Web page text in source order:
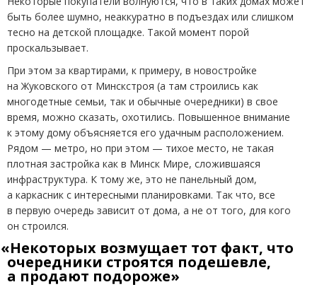
быть более шумно, неаккуратно в подъездах или слишком
тесно на детской площадке. Такой момент порой
проскальзывает.
При этом за квартирами, к примеру, в новостройке
на Жуковского от Минскстроя (а там строились как
многодетные семьи, так и обычные очередники) в свое
время, можно сказать, охотились. Повышенное внимание
к этому дому объясняется его удачным расположением.
Рядом — метро, но при этом — тихое место, не такая
плотная застройка как в Минск Мире, сложившаяся
инфраструктура. К тому же, это не панельный дом,
а каркасник с интересными планировками. Так что, все
в первую очередь зависит от дома, а не от того, для кого
он строился.
«Некоторых возмущает тот факт, что
очередники строятся подешевле,
а продают подороже»